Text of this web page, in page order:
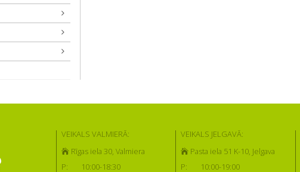
VEIKALS VALMIERĀ:
Rīgas iela 30, Valmiera
P:
10:00-18:30
VEIKALS JELGAVĀ:
Pasta iela 51 K-10, Jelgava
P:
10:00-19:00